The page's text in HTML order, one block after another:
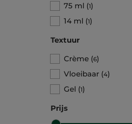
75 ml (1)
14 ml (1)
Textuur
Crème (6)
Vloeibaar (4)
Gel (1)
Prijs